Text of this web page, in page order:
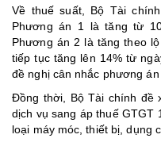
Về thuế suất, Bộ Tài
Phương án 1 là tăng từ
Phương án 2 là tăng theo
tiếp tục tăng lên 14% từ
đề nghị cân nhắc phương án
Đồng thời, Bộ Tài chính đề
dịch vụ sang áp thuế GTGT
loại máy móc, thiết bị, dụng